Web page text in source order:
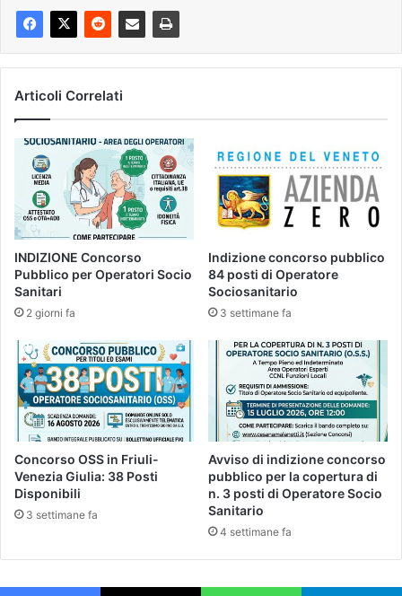
Articoli Correlati
INDIZIONE Concorso
Pubblico per Operatori Socio
Sanitari
2 giorni fa
Indizione concorso pubblico
84 posti di Operatore
Sociosanitario
3 settimane fa
Concorso OSS in Friuli-
Venezia Giulia: 38 Posti
Disponibili
3 settimane fa
Avviso di indizione concorso
pubblico per la copertura di
n. 3 posti di Operatore Socio
Sanitario
4 settimane fa